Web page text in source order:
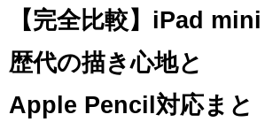
【完全比較】iPad mini
歴代の描き心地と
Apple Pencil対応まと